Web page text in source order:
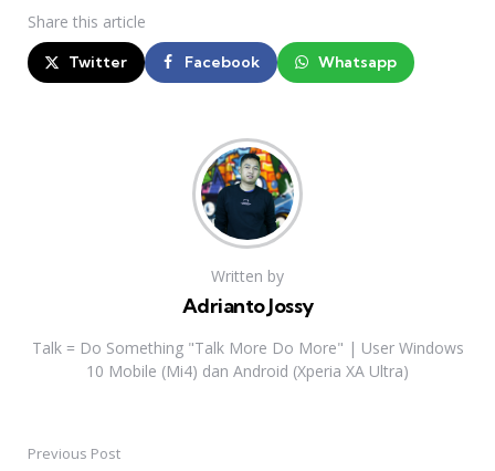
Share this article
Twitter Facebook Whatsapp
Written by
Adrianto Jossy
Talk = Do Something "Talk More Do More" | User Windows
10 Mobile (Mi4) dan Android (Xperia XA Ultra)
Previous Post